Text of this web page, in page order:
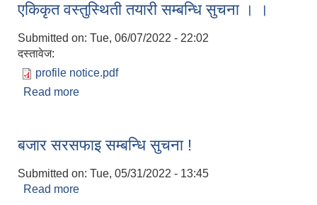
निर्धारण
एकिकृत वस्तुस्थिती तयारी सम्बन्धि सुचना । ।
Submitted on: Tue, 06/07/2022 - 22:02
दस्तावेज:
profile notice.pdf
Read more
बजार सरसफाइ सम्बन्धि सुचना !
Submitted on: Tue, 05/31/2022 - 13:45
Read more